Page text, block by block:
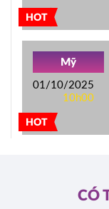
HOT
HOT
Mỹ
01/10/2025
10h00
CÓ